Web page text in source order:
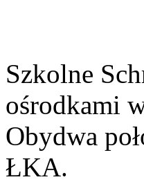
Szkolne
ośrodkami
Obydwa
ŁKA.